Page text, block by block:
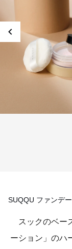
SUQQU ファンデ
スックのベー
ーション」のハ